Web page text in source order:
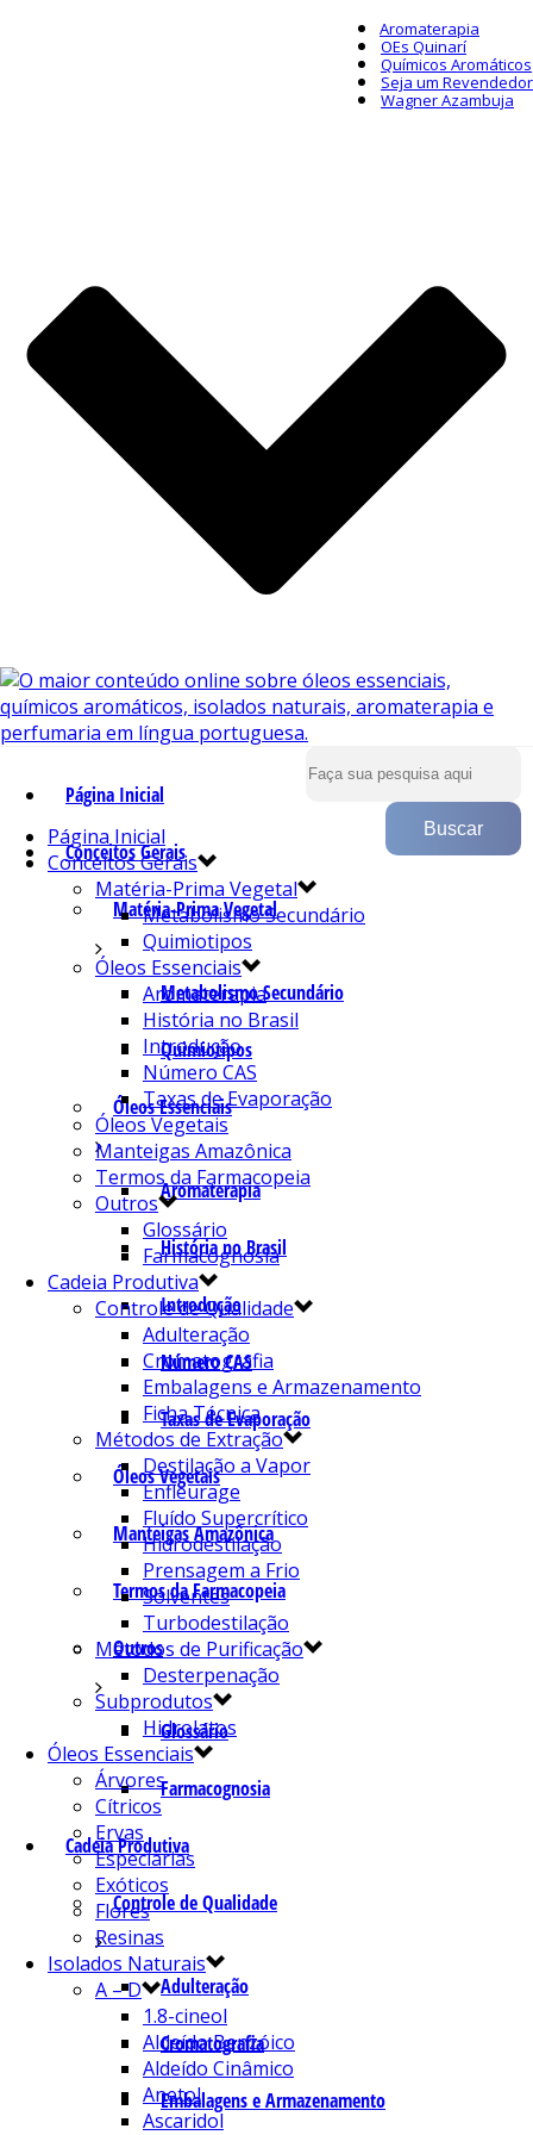
Aromaterapia
OEs Quinarí
Químicos Aromáticos
Seja um Revendedor
Wagner Azambuja
Página Inicial
Conceitos Gerais
Matéria-Prima Vegetal
Metabolismo Secundário
Quimiotipos
Óleos Essenciais
Aromaterapia
História no Brasil
Introdução
Número CAS
Taxas de Evaporação
Óleos Vegetais
Manteigas Amazônica
Termos da Farmacopeia
Outros
Glossário
Farmacognosia
Cadeia Produtiva
Controle de Qualidade
Adulteração
Cromatografia
Embalagens e Armazenamento
Página Inicial
Conceitos Gerais
Matéria-Prima Vegetal
Metabolismo Secundário
Quimiotipos
Óleos Essenciais
Aromaterapia
História no Brasil
Introdução
Número CAS
Taxas de Evaporação
Óleos Vegetais
Manteigas Amazônica
Termos da Farmacopeia
Outros
Glossário
Farmacognosia
Cadeia Produtiva
Controle de Qualidade
Adulteração
Cromatografia
Embalagens e Armazenamento
Ficha Técnica
Métodos de Extração
Destilação a Vapor
Enfleurage
Fluído Supercrítico
Hidrodestilação
Prensagem a Frio
Solventes
Turbodestilação
Métodos de Purificação
Desterpenação
Subprodutos
Hidrolatos
Óleos Essenciais
Árvores
Cítricos
Ervas
Especiarias
Exóticos
Flores
Resinas
Isolados Naturais
A – D
1.8-cineol
Aldeído Benzóico
Aldeído Cinâmico
Anetol
Ascaridol